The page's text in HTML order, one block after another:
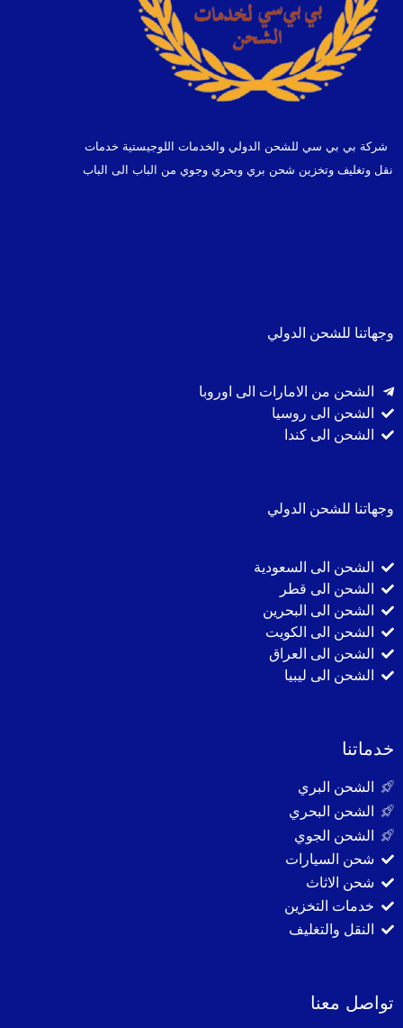
شركة بي بي سي للشحن الدولي والخدمات اللوجيستية خدمات
نقل وتغليف وتخزين شحن بري وبحري وجوي من الباب الى الباب
وجهاتنا للشحن الدولي
الشحن من الامارات الى اوروبا
الشحن الى روسيا
الشحن الى كندا
وجهاتنا للشحن الدولي
الشحن الى السعودية
الشحن الى قطر
الشحن الى البحرين
الشحن الى الكويت
الشحن الى العراق
الشحن الى ليبيا
خدماتنا
الشحن البري
الشحن البحري
الشحن الجوي
شحن السيارات
شحن الاثاث
خدمات التخزين
النقل والتغليف
تواصل معنا